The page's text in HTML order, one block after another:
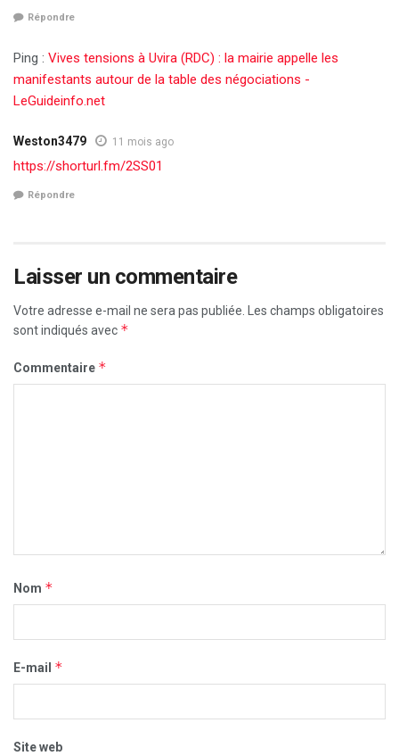
Répondre
Ping : Vives tensions à Uvira (RDC) : la mairie appelle les
manifestants autour de la table des négociations -
LeGuideinfo.net
Weston3479 11 mois ago
https://shorturl.fm/2SS01
Répondre
Laisser un commentaire
Votre adresse e-mail ne sera pas publiée. Les champs obligatoires
sont indiqués avec *
Commentaire *
Nom *
E-mail *
Site web